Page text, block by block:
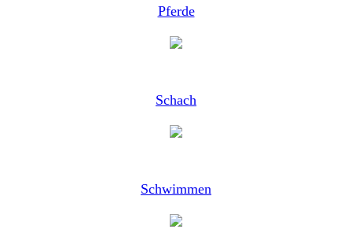
Pferde
Schach
Schwimmen